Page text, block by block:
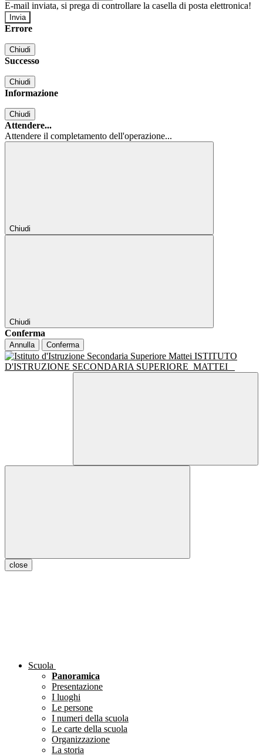
E-mail inviata, si prega di controllare la casella di posta elettronica!
Errore
Chiudi
Successo
Chiudi
Informazione
Chiudi
Attendere...
Attendere il completamento dell'operazione...
Chiudi
Chiudi
Conferma
Annulla Conferma
ISTITUTO
D'ISTRUZIONE SECONDARIA SUPERIORE MATTEI
close
Scuola
Panoramica
Presentazione
I luoghi
Le persone
I numeri della scuola
Le carte della scuola
Organizzazione
La storia